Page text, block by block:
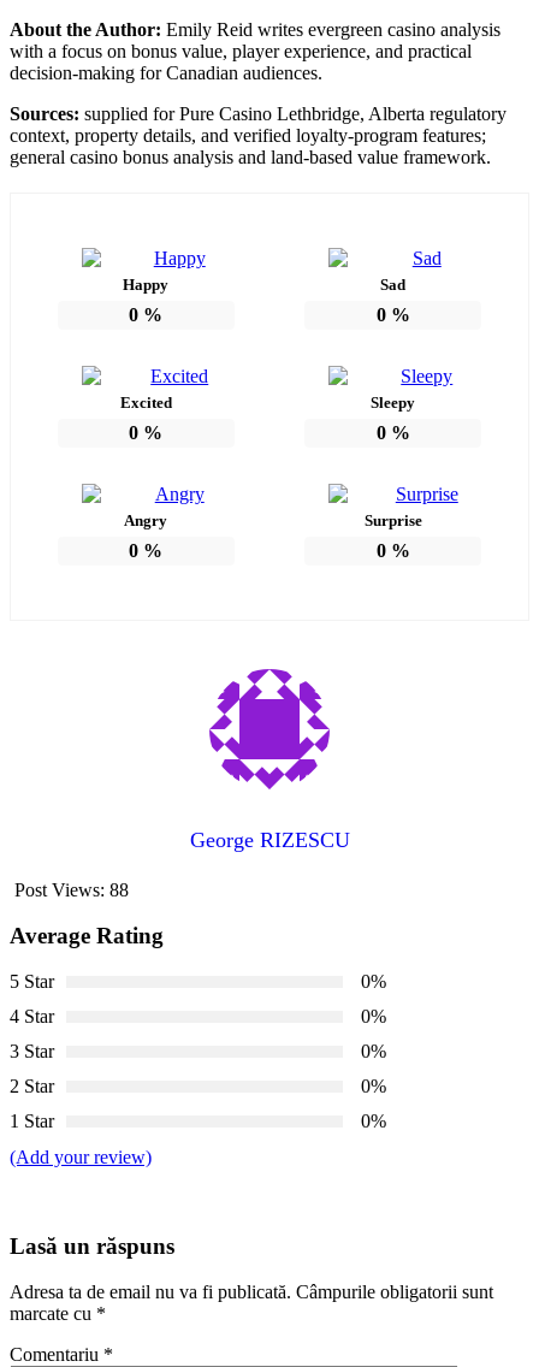
About the Author: Emily Reid writes evergreen casino analysis
with a focus on bonus value, player experience, and practical
decision-making for Canadian audiences.
Sources: supplied for Pure Casino Lethbridge, Alberta regulatory
context, property details, and verified loyalty-program features;
general casino bonus analysis and land-based value framework.
Happy
0 %
Sad
0%
Excited
0 %
Sleepy
0%
Angry
0 %
Surprise
0%
George RIZESCU
Post Views: 88
Average Rating
5 Star
0%
4 Star
0%
3 Star
0%
2 Star
0%
1 Star
0%
(Add your review)
Lasă un răspuns
Adresa ta de email nu va fi publicată. Câmpurile obligatorii sunt
marcate cu *
Comentariu *